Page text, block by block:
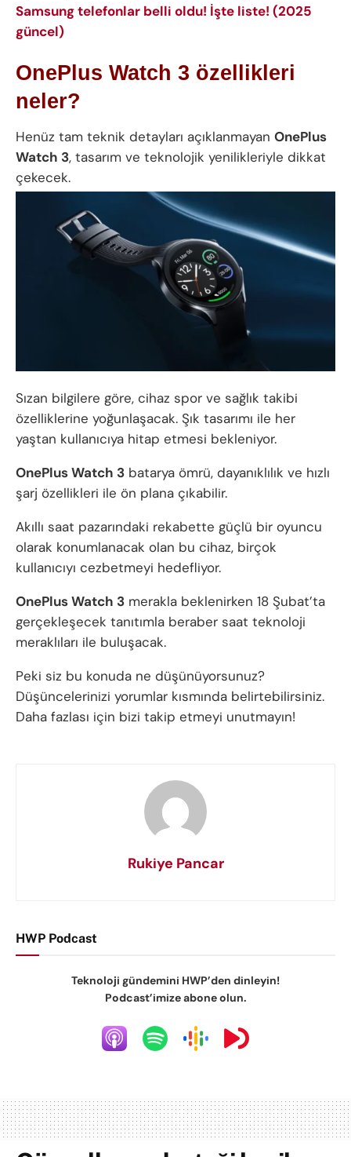
Samsung telefonlar belli oldu! İşte liste! (2025
güncel)
OnePlus Watch 3 özellikleri
neler?
Henüz tam teknik detayları açıklanmayan OnePlus
Watch 3, tasarım ve teknolojik yenilikleriyle dikkat
çekecek.
Sızan bilgilere göre, cihaz spor ve sağlık takibi
özelliklerine yoğunlaşacak. Şık tasarımı ile her
yaştan kullanıcıya hitap etmesi bekleniyor.
OnePlus Watch 3 batarya ömrü, dayanıklılık ve hızlı
şarj özellikleri ile ön plana çıkabilir.
Akıllı saat pazarındaki rekabette güçlü bir oyuncu
olarak konumlanacak olan bu cihaz, birçok
kullanıcıyı cezbetmeyi hedefliyor.
OnePlus Watch 3 merakla beklenirken 18 Şubat’ta
gerçekleşecek tanıtımla beraber saat teknoloji
meraklıları ile buluşacak.
Peki siz bu konuda ne düşünüyorsunuz?
Düşüncelerinizi yorumlar kısmında belirtebilirsiniz.
Daha fazlası için bizi takip etmeyi unutmayın!
Rukiye Pancar
HWP Podcast
Teknoloji gündemini HWP’den dinleyin!
Podcast’imize abone olun.